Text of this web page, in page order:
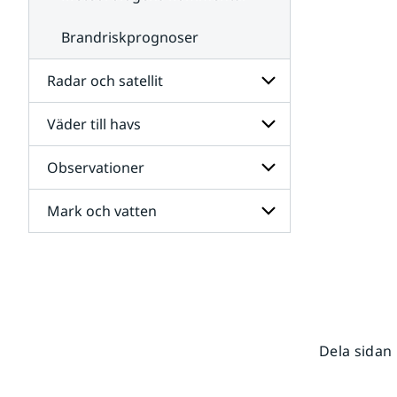
Brandriskprognoser
Radar och satellit
Undersidor
för
Radar
och
satellit
Väder till havs
Undersidor
för
Väder
till
havs
Observationer
Undersidor
för
Mark och vatten
Dela sidan